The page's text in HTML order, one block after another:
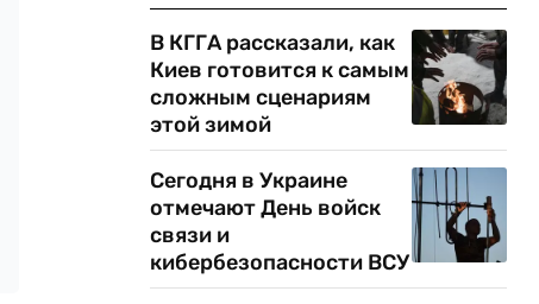
В КГГА рассказали, как
Киев готовится к самым
сложным сценариям
этой зимой
Сегодня в Украине
отмечают День войск
связи и
кибербезопасности ВСУ